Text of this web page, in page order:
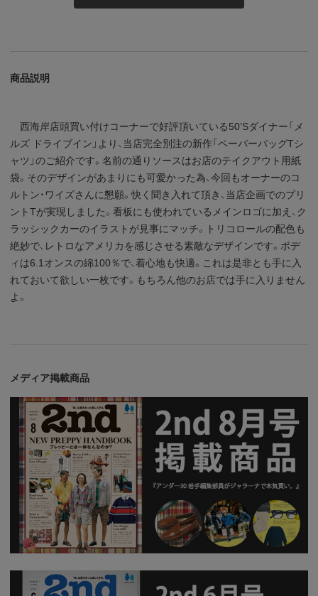
商品説明
西海岸店頭買い付けコーナーで好評頂いている50’Sダイナー「メ
ルズ ドライブイン」より、当店完全別注の新作「ペーパーバッグTシ
ャツ」のご紹介です。名前の通りソースはお店のテイクアウト用紙
袋。そのデザインがあまりにも可愛かった為、今回もオーナーのコ
ルトン・ワイズさんに懇願。快く聞き入れて頂き、当店企画でのプリ
ントTが実現しました。看板にも使われているメインロゴに加え、ク
ラッシックカーのイラストが見事にマッチ。トリコロールの配色も
絶妙で、レトロなアメリカを感じさせる素敵なデザインです。ボデ
ィは6.1オンスの綿100％で、着心地も快適。これは是非とも手に入
れておいて欲しい一枚です。もちろん他のお店では手に入りません
よ。
メディア掲載商品